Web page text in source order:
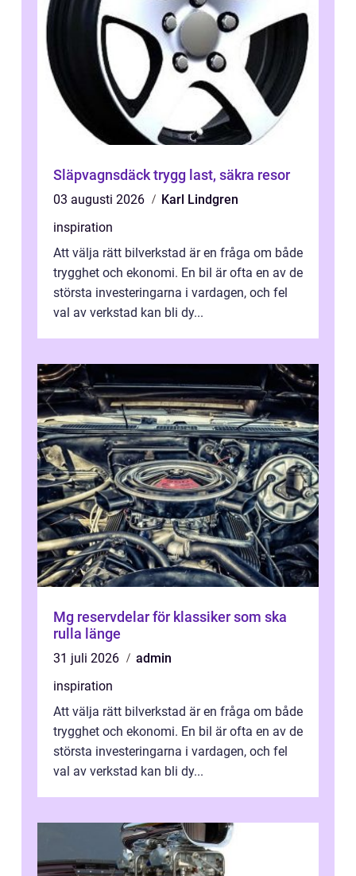
Släpvagnsdäck trygg last, säkra resor
03 augusti 2026
Karl Lindgren
inspiration
Att välja rätt bilverkstad är en fråga om både
trygghet och ekonomi. En bil är ofta en av de
största investeringarna i vardagen, och fel
val av verkstad kan bli dy...
Mg reservdelar för klassiker som ska
rulla länge
31 juli 2026
admin
inspiration
Att välja rätt bilverkstad är en fråga om både
trygghet och ekonomi. En bil är ofta en av de
största investeringarna i vardagen, och fel
val av verkstad kan bli dy...